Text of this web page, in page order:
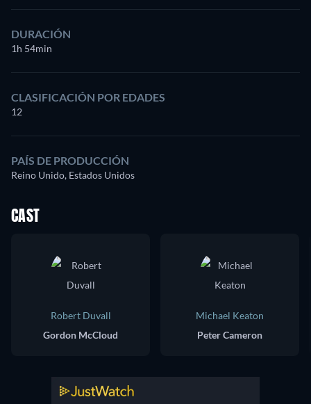
DURACIÓN
1h 54min
CLASIFICACIÓN POR EDADES
12
PAÍS DE PRODUCCIÓN
Reino Unido, Estados Unidos
CAST
Robert Duvall
Gordon McCloud
Michael Keaton
Peter Cameron